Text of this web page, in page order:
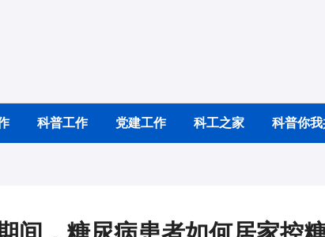
科普工作 党建工作 科工之家 科普你